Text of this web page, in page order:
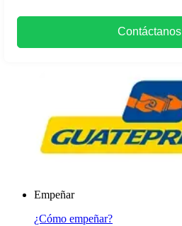
Contáctanos
Empeñar
¿Cómo empeñar?